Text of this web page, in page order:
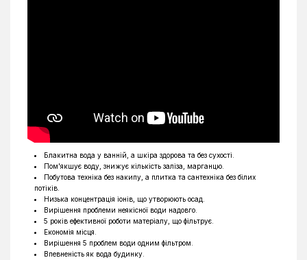
Блакитна вода у ванній, а шкіра здорова та без сухості.
Пом'якшує воду, знижує кількість заліза, марганцю.
Побутова техніка без накипу, а плитка та сантехніка без білих
потіків.
Низька концентрація іонів, що утворюють осад.
Вирішення проблеми неякісної води надовго.
5 років ефективної роботи матеріалу, що фільтрує.
Економія місця.
Вирішення 5 проблем води одним фільтром.
Впевненість як вода будинку.